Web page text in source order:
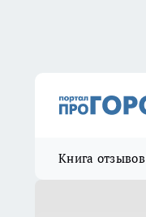
Книга отзывов